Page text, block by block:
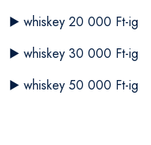
▶️ whiskey 20 000 Ft-ig
▶️ whiskey 30 000 Ft-ig
▶️ whiskey 50 000 Ft-ig